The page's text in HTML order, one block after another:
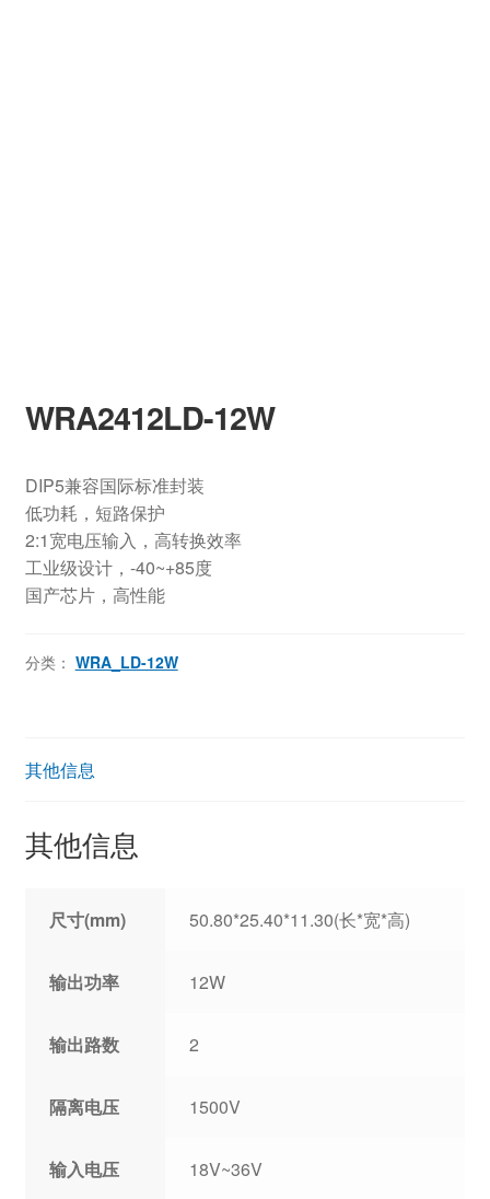
WRA2412LD-12W
DIP5兼容国际标准封装
低功耗，短路保护
2:1宽电压输入，高转换效率
工业级设计，-40~+85度
国产芯片，高性能
分类： WRA_LD-12W
其他信息
其他信息
尺寸(mm) 50.80*25.40*11.30(长*宽*高)
输出功率 12W
输出路数 2
隔离电压 1500V
输入电压 18V~36V